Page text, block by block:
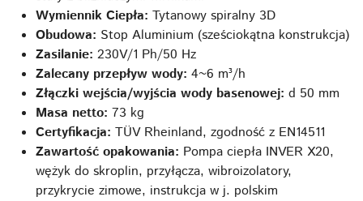
Wymiennik Ciepła: Tytanowy spiralny 3D
Obudowa: Stop Aluminium (sześciokątna konstrukcja)
Zasilanie: 230V/1 Ph/50 Hz
Zalecany przepływ wody: 4~6 m³/h
Złączki wejścia/wyjścia wody basenowej: d 50 mm
Masa netto: 73 kg
Certyfikacja: TÜV Rheinland, zgodność z EN14511
Zawartość opakowania: Pompa ciepła INVER X20,
wężyk do skroplin, przyłącza, wibroizolatory,
przykrycie zimowe, instrukcja w j. polskim